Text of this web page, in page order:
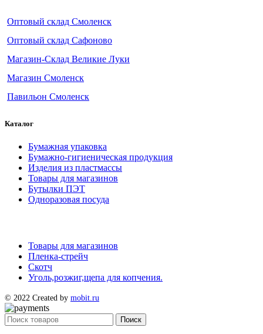
Оптовый склад Смоленск
Оптовый склад Сафоново
Магазин-Склад Великие Луки
Магазин Смоленск
Павильон Смоленск
Каталог
Бумажная упаковка
Бумажно-гигиеническая продукция
Изделия из пластмассы
Товары для магазинов
Бутылки ПЭТ
Одноразовая посуда
Товары для магазинов
Пленка-стрейч
Скотч
Уголь,розжиг,щепа для копчения.
© 2022 Created by mobit.ru
Поиск